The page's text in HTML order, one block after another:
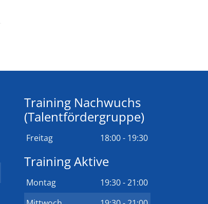
Training Nachwuchs
(Talentfördergruppe)
Freitag 18:00 - 19:30
Training Aktive
Montag
19:30 - 21:00